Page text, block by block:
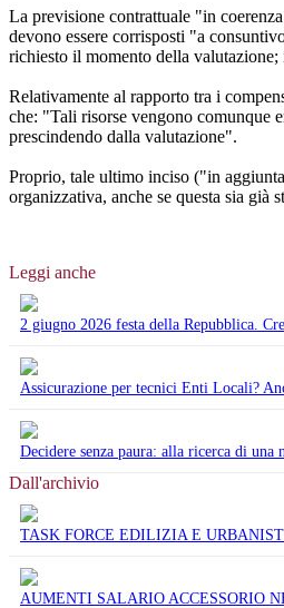
La previsione contrattuale "in
devono essere corrisposti "a
richiesto il momento della valutazione;
Relativamente al rapporto tra i
che: "Tali risorse vengono comunque
prescindendo dalla valutazione".
Proprio, tale ultimo inciso ("in
organizzativa, anche se questa sia
Leggi anche
2 giugno 2026 festa della Repubblica.
Assicurazione per tecnici Enti Locali?
Decidere senza paura: alla ricerca di
Dall'archivio
TASK FORCE EDILIZIA E
AUMENTI SALARIO ACCESSORIO